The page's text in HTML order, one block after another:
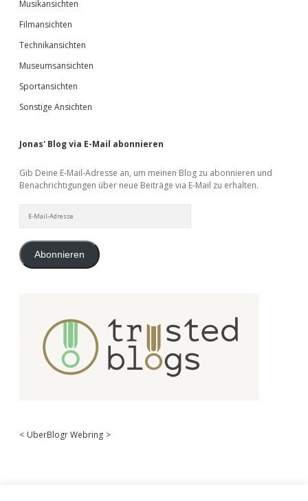
Musikansichten
Filmansichten
Technikansichten
Museumsansichten
Sportansichten
Sonstige Ansichten
Jonas' Blog via E-Mail abonnieren
Gib Deine E-Mail-Adresse an, um meinen Blog zu abonnieren und
Benachrichtigungen über neue Beiträge via E-Mail zu erhalten.
Mail-
Abonnieren
< UberBlogr Webring >